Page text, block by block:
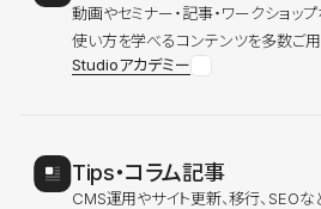
動画やセミナー・記事・ワークショップ
使い方を学べるコンテンツを多数ご用
Studioアカデミー
Tips・コラム記事
CMS運用やサイト更新、移行、SEO